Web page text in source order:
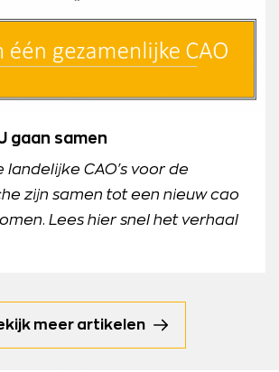
gaan samen
landelijke CAO's voor de
zijn samen tot een nieuw cao
Lees hier snel het verhaal
meer artikelen